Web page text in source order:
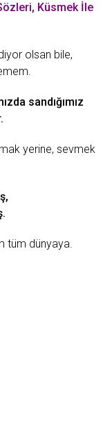
Küsmek İle
olsan bile,
sandığımız
yerine, sevmek
tüm dünyaya.